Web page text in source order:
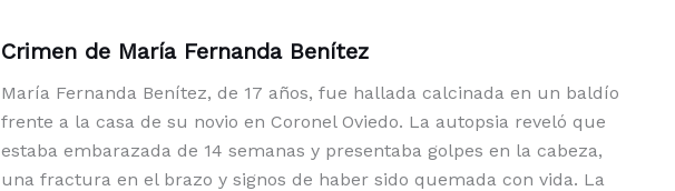
Crimen de María Fernanda Benítez
María Fernanda Benítez, de 17 años, fue hallada calcinada en un baldío
frente a la casa de su novio en Coronel Oviedo. La autopsia reveló que
estaba embarazada de 14 semanas y presentaba golpes en la cabeza,
una fractura en el brazo y signos de haber sido quemada con vida. La